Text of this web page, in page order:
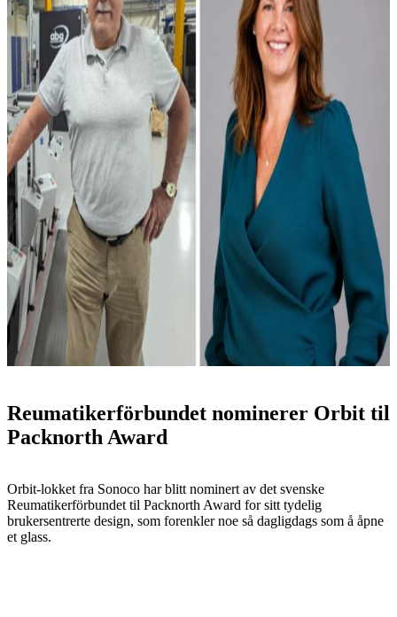
Reumatikerförbundet nominerer Orbit til
Packnorth Award
Orbit-lokket fra Sonoco har blitt nominert av det svenske
Reumatikerförbundet til Packnorth Award for sitt tydelig
brukersentrerte design, som forenkler noe så dagligdags som å åpne
et glass.